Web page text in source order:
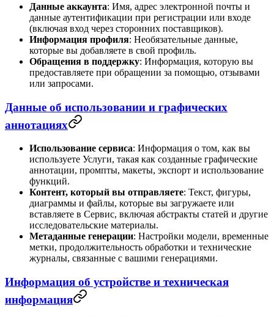
Данные аккаунта: Имя, адрес электронной почты и
данные аутентификации при регистрации или входе
(включая вход через сторонних поставщиков).
Информация профиля: Необязательные данные,
которые вы добавляете в свой профиль.
Обращения в поддержку: Информация, которую вы
предоставляете при обращении за помощью, отзывами
или запросами.
Данные об использовании и графических
аннотациях
Использование сервиса: Информация о том, как вы
используете Услуги, такая как созданные графические
аннотации, промпты, макеты, экспорт и использование
функций.
Контент, который вы отправляете: Текст, фигуры,
диаграммы и файлы, которые вы загружаете или
вставляете в Сервис, включая абстракты статей и другие
исследовательские материалы.
Метаданные генерации: Настройки модели, временные
метки, продолжительность обработки и технические
журналы, связанные с вашими генерациями.
Информация об устройстве и техническая
информация